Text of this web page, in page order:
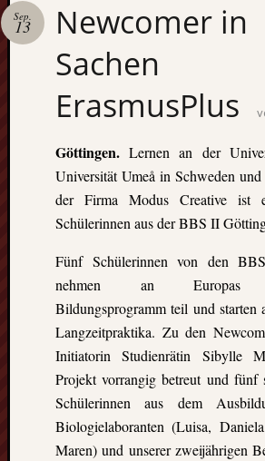
Newcomer in
Sachen
ErasmusPlus
Sep.
13
Göttingen. Lernen an der
Universität Umeå in Schweden
der Firma Modus Creative ist
Schülerinnen aus der BBS II
Fünf Schülerinnen von den
nehmen an Europas
Bildungsprogramm teil und starten
Langzeitpraktika. Zu den
Initiatorin Studienrätin Sibylle
Projekt vorrangig betreut und fünf
Schülerinnen aus dem
Biologielaboranten (Luisa,
Maren) und unserer zweijährigen